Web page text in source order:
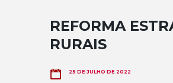
REFORMA
RURAIS
25 DE JULHO DE 2022